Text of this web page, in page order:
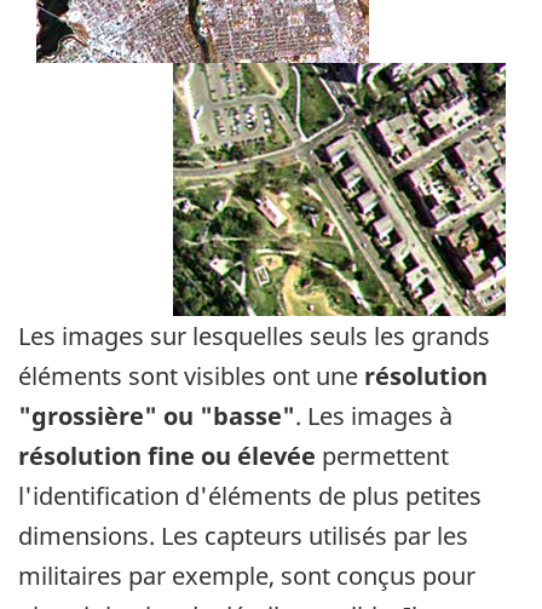
Les images sur lesquelles seuls les grands
éléments sont visibles ont une résolution
"grossière" ou "basse". Les images à
résolution fine ou élevée permettent
l'identification d'éléments de plus petites
dimensions. Les capteurs utilisés par les
militaires par exemple, sont conçus pour